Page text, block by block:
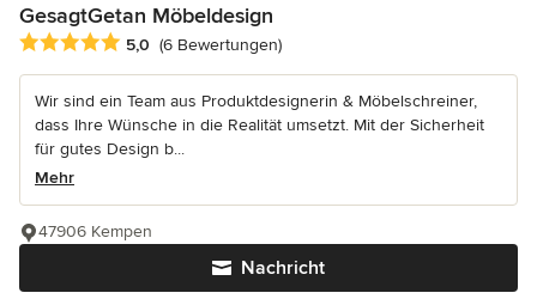
GesagtGetan Möbeldesign
Durchschnittliche Bewertung: 5 von 5 Sternen
5,0 (6 Bewertungen)
Wir sind ein Team aus Produktdesignerin & Möbelschreiner,
dass Ihre Wünsche in die Realität umsetzt. Mit der Sicherheit
für gutes Design b...
Mehr
Nachricht
47906 Kempen